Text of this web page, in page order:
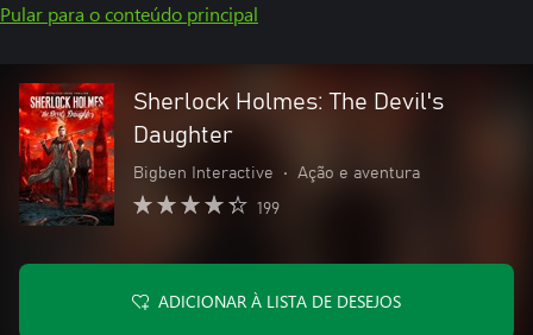
Pular para o conteúdo principal
Sherlock Holmes: The Devil's
Daughter
Bigben Interactive • Ação e aventura
199
ADICIONAR À LISTA DE DESEJOS